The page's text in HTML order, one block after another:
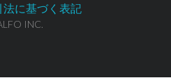
法に基づく表記
INC.